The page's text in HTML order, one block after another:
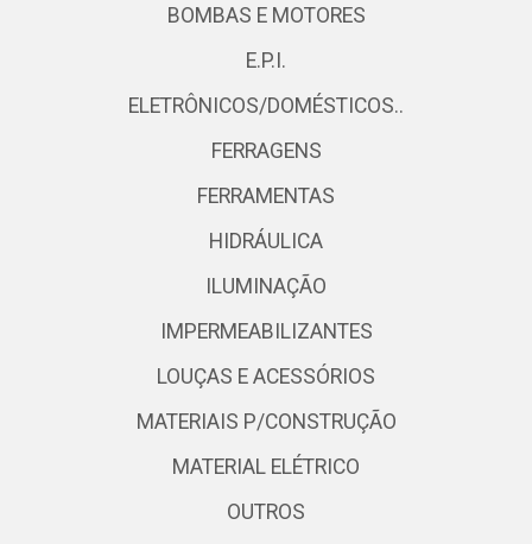
BOMBAS E MOTORES
E.P.I.
ELETRÔNICOS/DOMÉSTICOS..
FERRAGENS
FERRAMENTAS
HIDRÁULICA
ILUMINAÇÃO
IMPERMEABILIZANTES
LOUÇAS E ACESSÓRIOS
MATERIAIS P/CONSTRUÇÃO
MATERIAL ELÉTRICO
OUTROS